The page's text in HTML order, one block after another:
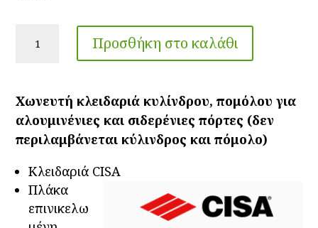
κλειδαριά
πόρτες
44620
ποσότητα
Προσθήκη στο καλάθι
Χωνευτή κλειδαριά κυλίνδρου, πομόλου για
αλουμινένιες και σιδερένιες πόρτες (δεν
περιλαμβάνεται κύλινδρος και πόμολο)
Κλειδαριά CISΑ
Πλάκα
επινικελω